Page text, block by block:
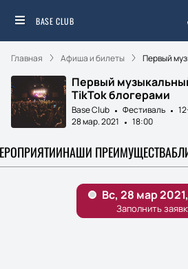
BASE CLUB
Главная Афиша и билеты Первый
Первый
TikTok блогерами
Base Club Фестиваль
28 мар. 2021
18:00
НАШИ ПРЕИМУЩЕСТВА